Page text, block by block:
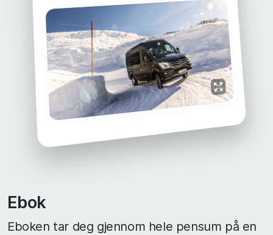
Ebok
Eboken tar deg gjennom hele pensum på en